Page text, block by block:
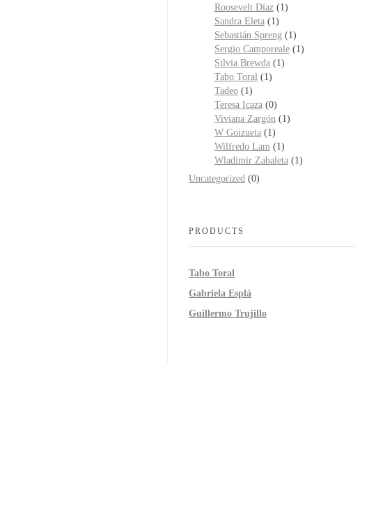
Roosevelt Díaz (1)
Sandra Eleta (1)
Sebastián Spreng (1)
Sergio Camporeale (1)
Silvia Brewda (1)
Tabo Toral (1)
Tadeo (1)
Teresa Icaza (0)
Viviana Zargón (1)
W Goizueta (1)
Wilfredo Lam (1)
Wladimir Zabaleta (1)
Uncategorized (0)
PRODUCTS
Tabo Toral
Gabriela Esplá
Guillermo Trujillo